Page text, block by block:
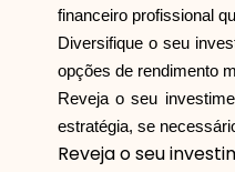
financeiro profissional
Diversifique o seu
opções de rendimento
Reveja o seu
estratégia, se
Reveja o seu